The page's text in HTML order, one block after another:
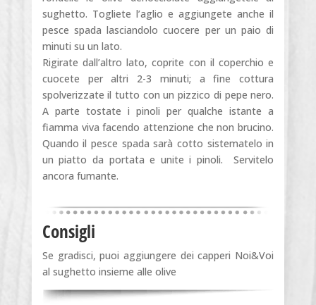
sughetto. Togliete l’aglio e aggiungete anche il
pesce spada lasciandolo cuocere per un paio di
minuti su un lato.
Rigirate dall’altro lato, coprite con il coperchio e
cuocete per altri 2-3 minuti; a fine cottura
spolverizzate il tutto con un pizzico di pepe nero.
A parte tostate i pinoli per qualche istante a
fiamma viva facendo attenzione che non brucino.
Quando il pesce spada sarà cotto sistematelo in
un piatto da portata e unite i pinoli. Servitelo
ancora fumante.
Consigli
Se gradisci, puoi aggiungere dei capperi Noi&Voi
al sughetto insieme alle olive